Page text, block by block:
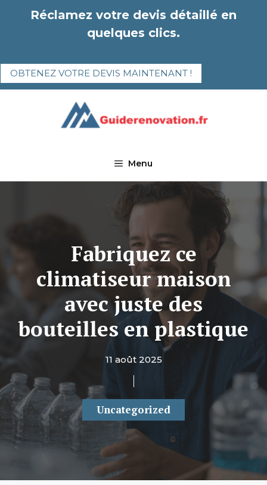
Réclamez votre devis détaillé en
quelques clics.
OBTENEZ VOTRE DEVIS MAINTENANT !
Menu
Fabriquez ce
climatiseur maison
avec juste des
bouteilles en plastique
11 août 2025
Uncategorized